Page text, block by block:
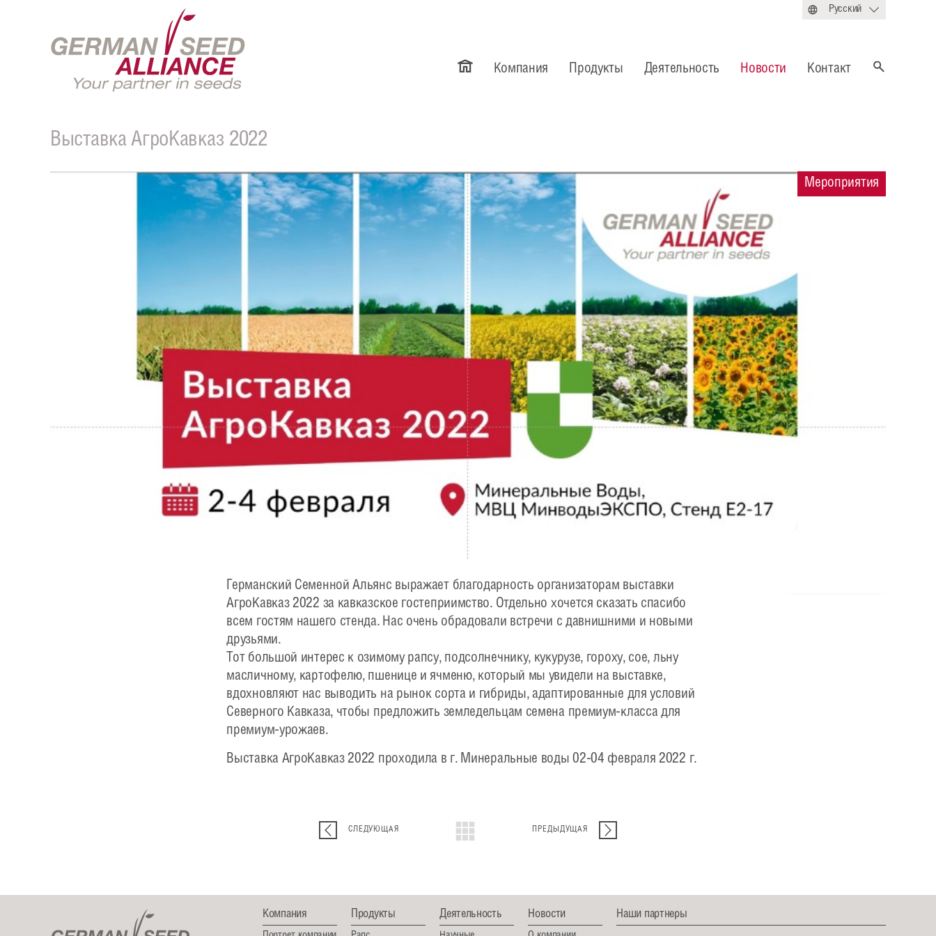
Русский
Компания Продукты Деятельность Новости Контакт
Выставка АгроКавказ 2022
Мероприятия
Германский Семенной Альянс выражает благодарность организаторам выставки
АгроКавказ 2022 за кавказское гостеприимство. Отдельно хочется сказать спасибо
всем гостям нашего стенда. Нас очень обрадовали встречи с давнишними и новыми
друзьями.
Тот большой интерес к озимому рапсу, подсолнечнику, кукурузе, гороху, сое, льну
масличному, картофелю, пшенице и ячменю, который мы увидели на выставке,
вдохновляют нас выводить на рынок сорта и гибриды, адаптированные для условий
Северного Кавказа, чтобы предложить земледельцам семена премиум-класса для
премиум-урожаев.
Выставка АгроКавказ 2022 проходила в г. Минеральные воды 02-04 февраля 2022 г.
СЛЕДУЮЩАЯ ПРЕДЫДУЩАЯ
Компания Продукты Деятельность Новости Наши партнеры